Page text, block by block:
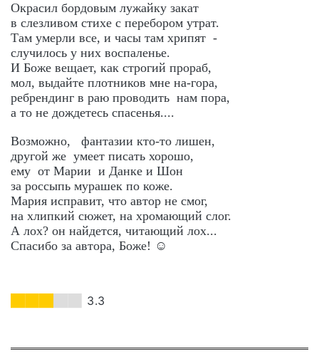
Окрасил бордовым лужайку закат
в слезливом стихе с перебором утрат.
Там умерли все, и часы там хрипят -
случилось у них воспаленье.
И Боже вещает, как строгий прораб,
мол, выдайте плотников мне на-гора,
ребрендинг в раю проводить нам пора,
а то не дождетесь спасенья....
Возможно, фантазии кто-то лишен,
другой же умеет писать хорошо,
ему от Марии и Данке и Шон
за россыпь мурашек по коже.
Мария исправит, что автор не смог,
на хлипкий сюжет, на хромающий слог.
А лох? он найдется, читающий лох...
Спасибо за автора, Боже! ☺️
3.3